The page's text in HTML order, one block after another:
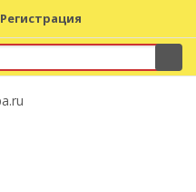
Регистрация